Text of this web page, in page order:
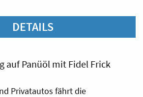
DETAILS
auf Panüöl mit Fidel Frick
Privatautos fährt die